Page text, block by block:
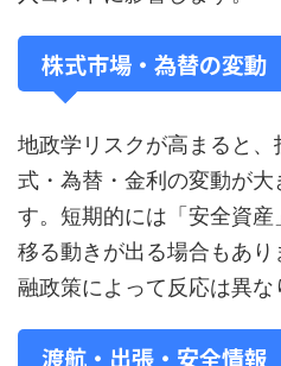
株式市場・為替の変動
地政学リスクが高まると
式・為替・金利の変動が大
す。短期的には「安全資
移る動きが出る場合もあ
融政策によって反応は異な
渡航・出張・安全情報